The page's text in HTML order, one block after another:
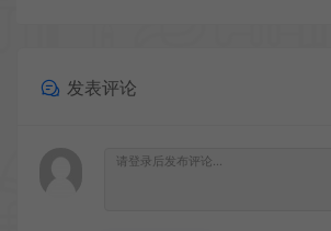
发表评论